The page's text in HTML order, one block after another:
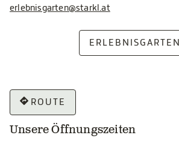
erlebnisgarten@starkl.at
ERLEBNISGARTEN
ROUTE
Unsere Öffnungszeiten